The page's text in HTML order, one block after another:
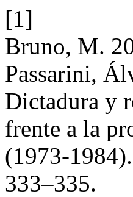
[1]
Bruno, M.
Passarini,
Dictadura y
frente a la
(1973-1984).
333–335.